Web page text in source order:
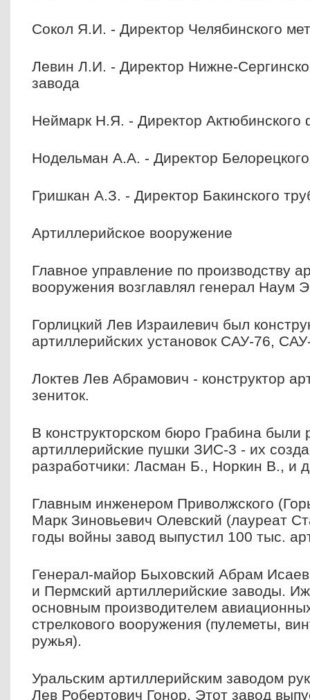
Сокол Я.И. - Директор Челябинского
Левин Л.И. - Директор Нижне-
завода
Неймарк Н.Я. - Директор Актюбинского
Нодельман А.А. - Директор
Гришкан А.З. - Директор Бакинского
Артиллерийское вооружение
Главное управление по производству
вооружения возглавлял генерал Наум
Горлицкий Лев Израилевич был
артиллерийских установок САУ-76,
Локтев Лев Абрамович - конструктор
зениток.
В конструкторском бюро Грабина были
артиллерийские пушки ЗИС-3 - их
разработчики: Ласман Б., Норкин В., и
Главным инженером Приволжского
Марк Зиновьевич Олевский (лауреат
годы войны завод выпустил 100 тыс.
Генерал-майор Быховский Абрам
и Пермский артиллерийские заводы.
основным производителем
стрелкового вооружения (пулеметы,
ружья).
Уральским артиллерийским заводом
Лев Робертович Гонор. Этот завод